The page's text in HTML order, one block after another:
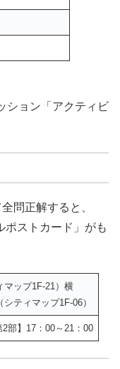
ション「アクティビ
問正解すると、
ポストカード」がも
マップ1F-21）横
ティマップ1F-06）
部】17：00～21：00